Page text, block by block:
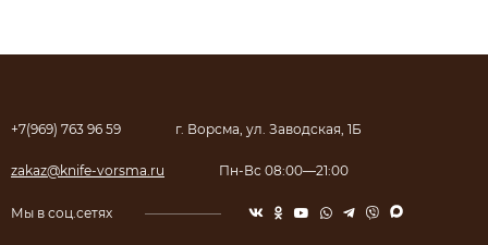
+7(969) 763 96 59 г. Ворсма, ул. Заводская, 1Б
zakaz@knife-vorsma.ru Пн-Вс 08:00—21:00
Мы в соц.сетях